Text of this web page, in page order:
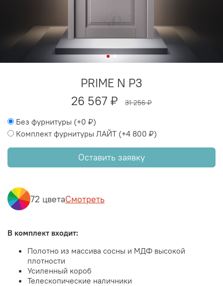
PRIME N P3
26 567 ₽
31 256 ₽
Без фурнитуры (+0 ₽)
Комплект фурнитуры ЛАЙТ (+4 800 ₽)
Оставить заявку
72 цветаСмотреть
В комплект входит:
Полотно из массива сосны и МДФ высокой
плотности
Усиленный короб
Телескопические наличники